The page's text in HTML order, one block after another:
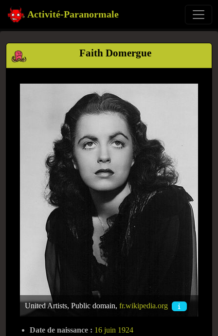
Activité-Paranormale
Faith Domergue
United Artists, Public domain, fr.wikipedia.org
Date de naissance : 16 juin 1924